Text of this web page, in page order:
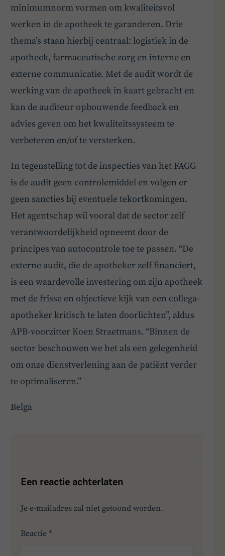
minimumnorm vormen om kwaliteitsvol
werken in de apotheek te garanderen. Drie
thema’s staan hierbij centraal: logistiek in de
apotheek, farmaceutische zorg en interne en
externe communicatie. Met de audit wordt de
werking van de apotheek in kaart gebracht en
kan de auditeur opbouwende feedback en
advies geven om het kwaliteitssysteem te
verbeteren en/of te versterken.
In tegenstelling tot de inspecties van het FAGG
is de audit geen controlemiddel en volgen er
geen sancties bij eventuele tekortkomingen.
Het agentschap wil vooral dat de sector zelf
verantwoordelijkheid opneemt door de
principes van autocontrole toe te passen. “De
externe audit, die de apotheker zelf financiert,
is een waardevolle investering om zijn apotheek
met de frisse en objectieve kijk van een collega-
apotheker kritisch te laten doorlichten”, aldus
APB-voorzitter Koen Straetmans. “Binnen de
sector beschouwen we het als een gelegenheid
om onze dienstverlening aan de patiënt verder
te optimaliseren.”
Belga
Een reactie achterlaten
Je e-mailadres zal niet getoond worden.
Reactie*
BoardBuddy
Hey! Heb je een vraag over goed bestuur? Stel